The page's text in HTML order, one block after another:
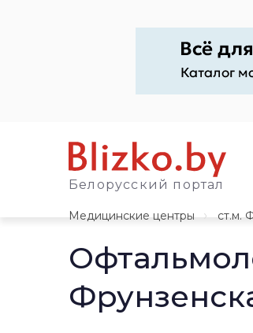
Белорусский портал
Медицинские центры
ст.м.